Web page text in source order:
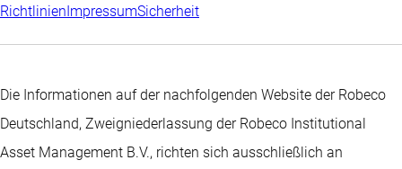
Richtlinien ImpressumSicherheit
Die Informationen auf der nachfolgenden Website der Robeco
Deutschland, Zweigniederlassung der Robeco Institutional
Asset Management B.V., richten sich ausschließlich an